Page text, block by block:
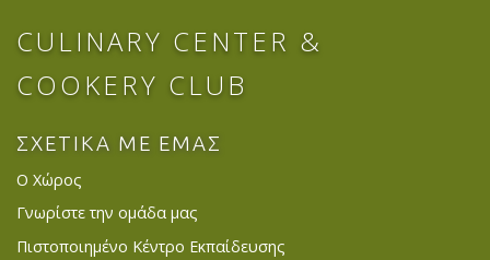
CULINARY CENTER &
COOKERY CLUB
ΣΧΕΤΙΚΑ ΜΕ ΕΜΑΣ
Ο Χώρος
Γνωρίστε την ομάδα μας
Πιστοποιημένο Κέντρο Εκπαίδευσης